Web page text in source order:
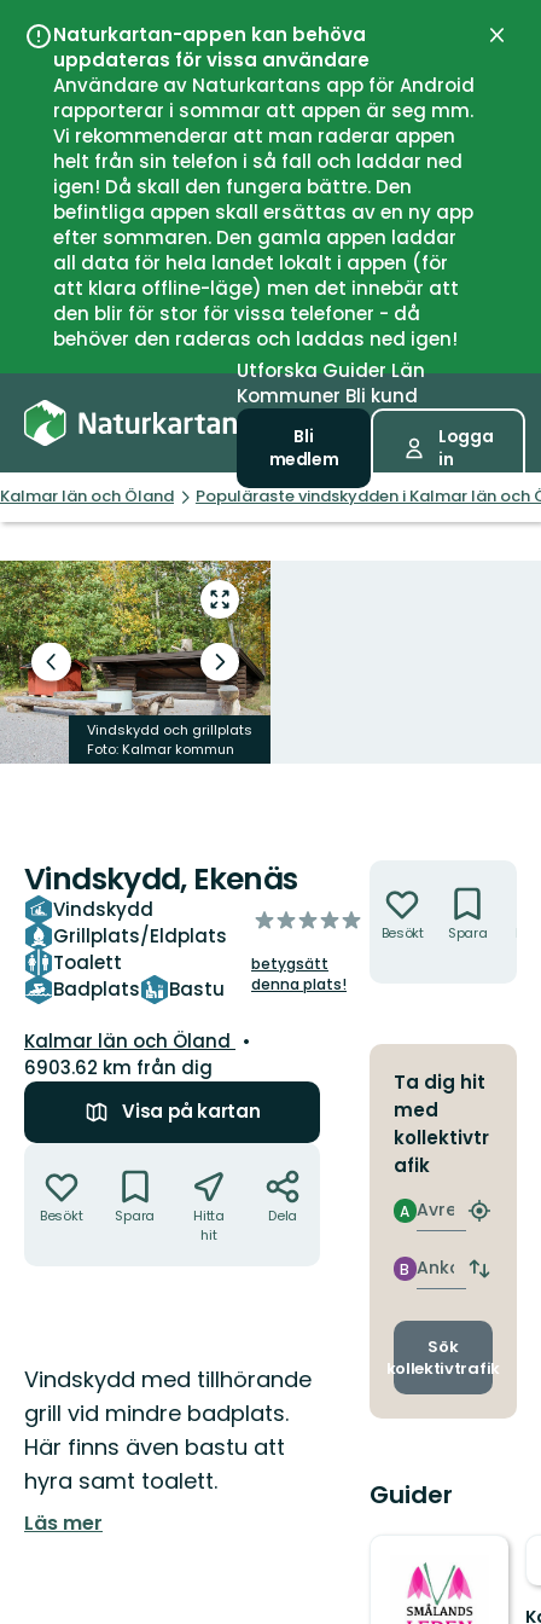
Naturkartan-appen kan behöva
uppdateras för vissa användare
Användare av Naturkartans app för Android
rapporterar i sommar att appen är seg mm.
Vi rekommenderar att man raderar appen
helt från sin telefon i så fall och laddar ned
igen! Då skall den fungera bättre. Den
befintliga appen skall ersättas av en ny app
efter sommaren. Den gamla appen laddar
all data för hela landet lokalt i appen (för
att klara offline-läge) men det innebär att
den blir för stor för vissa telefoner - då
behöver den raderas och laddas ned igen!
UtforskaGuiderLän
Kommuner Bli kund
Bli
medlem
Logga
in
Kalmar län och Öland Populäraste vindskydden i Kalmar län och
Gå
till
helskärmsläge
Föregående
bild
Nästa
bildspel
Vindskydd och grillplats
Foto: Kalmar kommun
Vindskydd, Ekenäs
Vindskydd
Grillplats/Eldplats
Toalett
Badplats
Bastu
av
stjärnor
betygsätt
denna plats!
Län:
Kalmar län och Öland
6903.62 km från dig
Visa på kartan
Besökt Spara
Hitta
hit
Dela
Beskrivning
Vindskydd med tillhörande
grill vid mindre badplats.
Här finns även bastu att
hyra samt toalett.
Läs mer
Besökt Spara
Ta dig hit
med
kollektivtr
afik
Avresa
A
Hitta
Ankomst
B
Byt
och
Sök
kollektivtrafik
Guider